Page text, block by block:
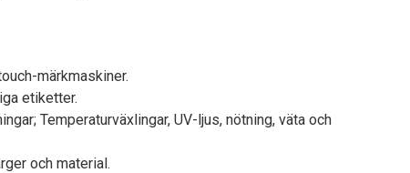
märkmaskiner.
etiketter.
Temperaturväxlingar, UV-ljus, nötning, väta och
och material.